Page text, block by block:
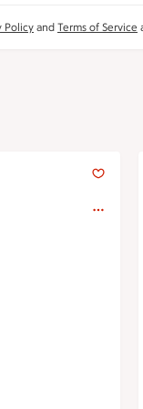
Policy and Terms of Service